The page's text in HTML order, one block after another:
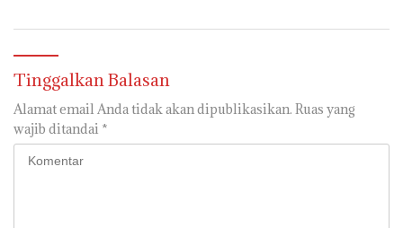
Tinggalkan Balasan
Alamat email Anda tidak akan dipublikasikan. Ruas yang
wajib ditandai *